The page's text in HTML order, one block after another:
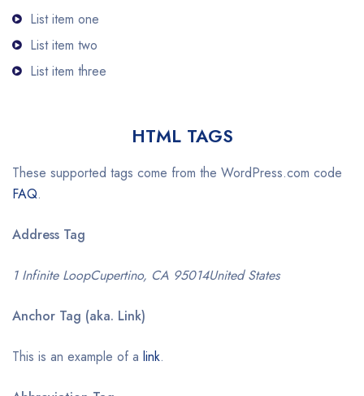
List item one
List item two
List item three
HTML TAGS
These supported tags come from the WordPress.com code
FAQ.
Address Tag
1 Infinite LoopCupertino, CA 95014United States
Anchor Tag (aka. Link)
This is an example of a link.